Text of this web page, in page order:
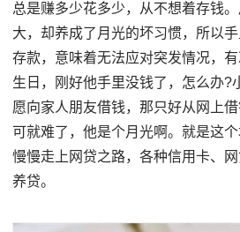
总是赚多少花多少，从不想着存钱
大，却养成了月光的坏习惯，所以
存款，意味着无法应对突发情况，
生日，刚好他手里没钱了，怎么办?
愿向家人朋友借钱，那只好从网上
可就难了，他是个月光啊。就是这
慢慢走上网贷之路，各种信用卡、
养贷。